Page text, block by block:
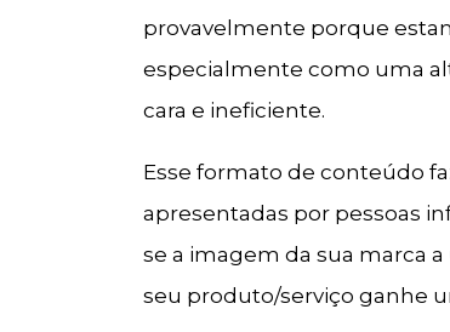
provavelmente porque
especialmente como uma
cara e ineficiente.
Esse formato de conteúdo
apresentadas por pessoas
se a imagem da sua marca
seu produto/serviço ganhe